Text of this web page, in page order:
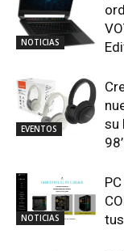
NOTICIAS
EVENTOS
su
NOTICIAS